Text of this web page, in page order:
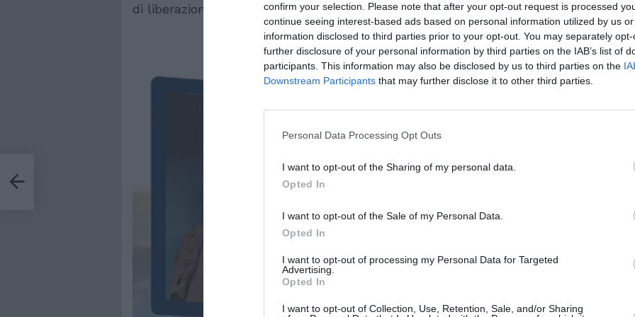
confirm your selection. Please note that after your opt-out request is processed
continue seeing interest-based ads based on personal information utilized by us
information disclosed to third parties prior to your opt-out. You may separately
further disclosure of your personal information by third parties on the IAB’s list of
participants. This information may also be disclosed by us to third parties on the
Downstream Participants that may further disclose it to other third parties.
Personal Data Processing Opt Outs
I want to opt-out of the Sharing of my personal data.
Opted In
I want to opt-out of the Sale of my Personal Data.
Opted In
I want to opt-out of processing my Personal Data for Targeted
Advertising.
Opted In
I want to opt-out of Collection, Use, Retention, Sale, and/or Sharing
di liberazione”. Ciclo di incontri
4
con i
4